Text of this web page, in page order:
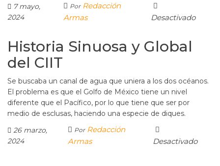
7 mayo,
2024
Por Redacción
Armas
Desactivado
Historia Sinuosa y Global
del CIIT
Se buscaba un canal de agua que uniera a los dos océanos.
El problema es que el Golfo de México tiene un nivel
diferente que el Pacífico, por lo que tiene que ser por
medio de esclusas, haciendo una especie de diques.
26 marzo,
2024
Por Redacción
Armas
Desactivado